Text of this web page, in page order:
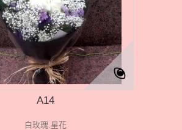
A14
白玫瑰.星花